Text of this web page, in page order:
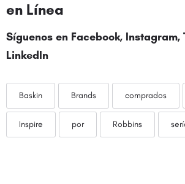
en Línea
Síguenos en Facebook, Instagram,
LinkedIn
Baskin Brands comprados
Inspire por Robbins